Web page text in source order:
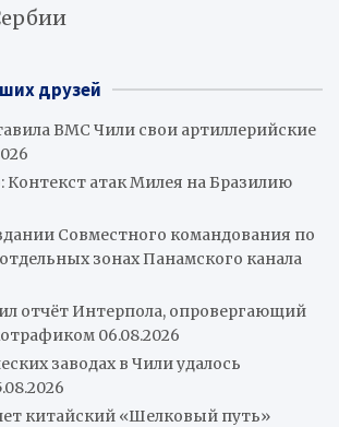
друзей
ВМС Чили свои артиллерийские
Контекст атак Милея на Бразилию
Совместного командования по
зонах Панамского канала
отчёт Интерпола, опровергающий
06.08.2026
заводах в Чили удалось
китайский «Шелковый путь»